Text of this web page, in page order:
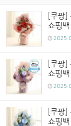
[쿠팡
쇼핑
[쿠팡
쇼핑
[쿠팡
쇼핑